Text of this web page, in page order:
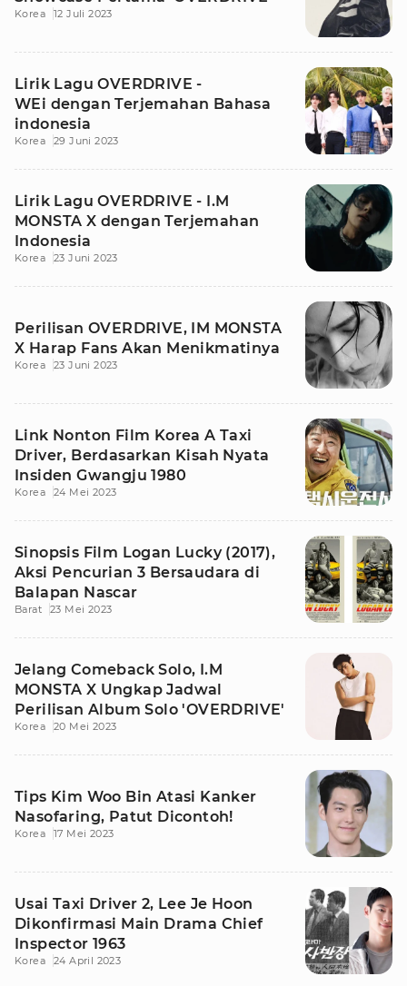
Korea 12 Juli 2023
Lirik Lagu OVERDRIVE -
WEi dengan Terjemahan Bahasa
indonesia
Korea 29 Juni 2023
Lirik Lagu OVERDRIVE - I.M
MONSTA X dengan Terjemahan
Indonesia
Korea 23 Juni 2023
Perilisan OVERDRIVE, IM MONSTA
X Harap Fans Akan Menikmatinya
Korea 23 Juni 2023
Link Nonton Film Korea A Taxi
Driver, Berdasarkan Kisah Nyata
Insiden Gwangju 1980
Korea 24 Mei 2023
Sinopsis Film Logan Lucky (2017),
Aksi Pencurian 3 Bersaudara di
Balapan Nascar
Barat 23 Mei 2023
Jelang Comeback Solo, I.M
MONSTA X Ungkap Jadwal
Perilisan Album Solo 'OVERDRIVE'
Korea 20 Mei 2023
Tips Kim Woo Bin Atasi Kanker
Nasofaring, Patut Dicontoh!
Korea 17 Mei 2023
Usai Taxi Driver 2, Lee Je Hoon
Dikonfirmasi Main Drama Chief
Inspector 1963
Korea 24 April 2023